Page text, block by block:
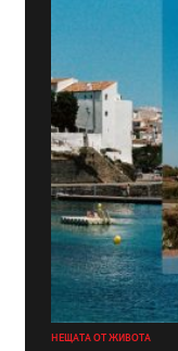
НЕЩАТА ОТ ЖИВОТА